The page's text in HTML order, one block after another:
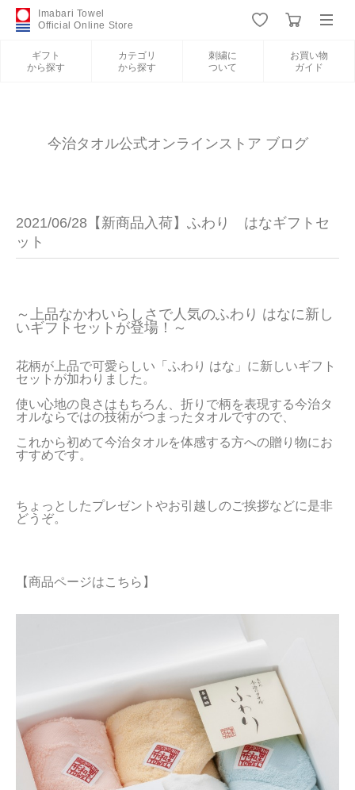
Imabari Towel
Official Online Store
ギフト
から探す
カテゴリ
から探す
刺繍に
ついて
お買い物
ガイド
新規会員登録
ギフトから探す
刺繍について
当サイトについて
会員サービス
店舗リスト
規約
今治タオル公式オンラインストア ブログ
2021/06/28【新商品入荷】ふわり はなギフトセ
ット
～上品なかわいらしさで人気のふわり はなに新し
いギフトセットが登場！～
花柄が上品で可愛らしい「ふわり はな」に新しいギフト
セットが加わりました。
使い心地の良さはもちろん、折りで柄を表現する今治タ
オルならではの技術がつまったタオルですので、
これから初めて今治タオルを体感する方への贈り物にお
すすめです。
ちょっとしたプレゼントやお引越しのご挨拶などに是非
どうぞ。
【商品ページはこちら】